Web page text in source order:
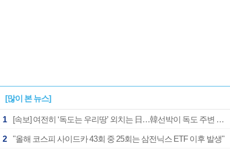
[많이 본 뉴스]
1 [속보] 여전히 ‘독도는 우리땅’ 외치는 日…韓선박이 독도 주변 해양조사 활동하자 반발
2 "올해 코스피 사이드카 43회 중 25회는 삼전닉스 ETF 이후 발생"